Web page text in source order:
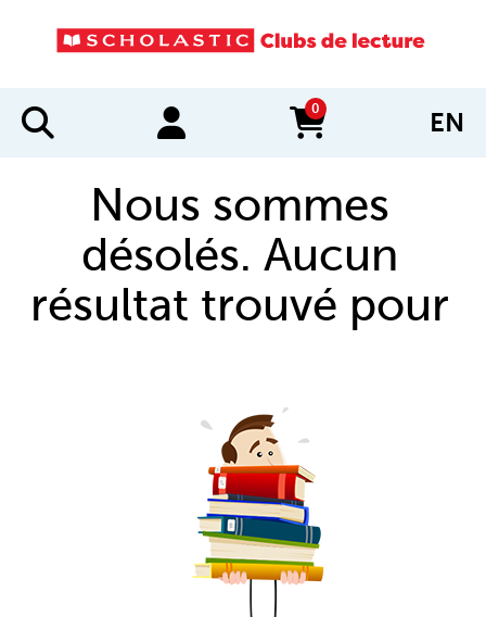
0
items in cart EN
Nous sommes
désolés. Aucun
résultat trouvé pour